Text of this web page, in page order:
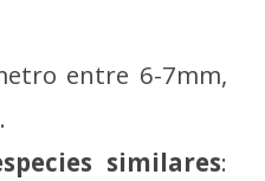
entre 6-7mm,
similares: